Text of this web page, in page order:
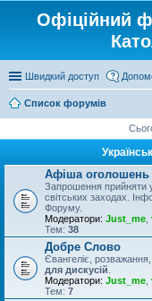
Офіційний
Швидкий доступ
Список форумів
Афіша оголошень
Запрошення прийняти
світських заходах.
Форуму.
Модератори: Just_me
Тем: 38
Добре Слово
Євангеліє, розважання,
для дискусій
Модератори: Just_me
Тем: 7